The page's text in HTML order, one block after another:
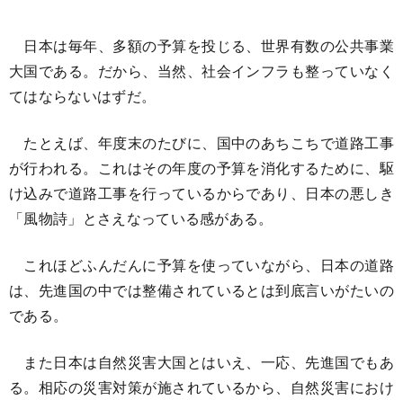
日本は毎年、多額の予算を投じる、世界有数の公共事業
大国である。だから、当然、社会インフラも整っていなく
てはならないはずだ。
たとえば、年度末のたびに、国中のあちこちで道路工事
が行われる。これはその年度の予算を消化するために、駆
け込みで道路工事を行っているからであり、日本の悪しき
「風物詩」とさえなっている感がある。
これほどふんだんに予算を使っていながら、日本の道路
は、先進国の中では整備されているとは到底言いがたいの
である。
また日本は自然災害大国とはいえ、一応、先進国でもあ
る。相応の災害対策が施されているから、自然災害におけ